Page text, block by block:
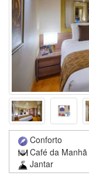
Conforto
Café da Manhã
Jantar